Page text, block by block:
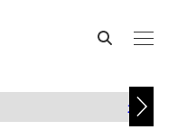
カスタム